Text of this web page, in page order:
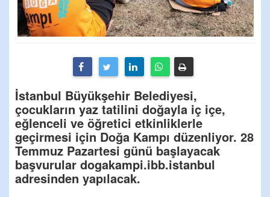
İstanbul Büyükşehir Belediyesi,
çocukların yaz tatilini doğayla iç içe,
eğlenceli ve öğretici etkinliklerle
geçirmesi için Doğa Kampı düzenliyor. 28
Temmuz Pazartesi günü başlayacak
başvurular dogakampi.ibb.istanbul
adresinden yapılacak.